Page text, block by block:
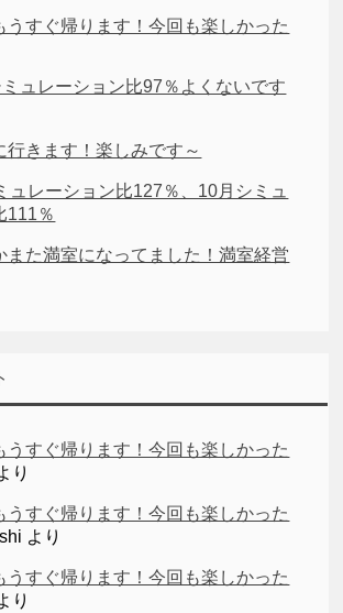
うすぐ帰ります！今回も楽しかった
ュレーション比97％よくないです
行きます！楽しみです～
ュレーション比127％、10月シミュ
111％
また満室になってました！満室経営
うすぐ帰ります！今回も楽しかった
り
うすぐ帰ります！今回も楽しかった
より
うすぐ帰ります！今回も楽しかった
り